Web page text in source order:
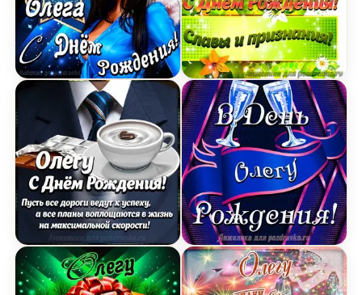
Открытка поздравление Олегу с Днем
Картинка Олегу с Днем Рождения с галстуком,
Картинка Олегу с Днем
Открытка Олегу в День